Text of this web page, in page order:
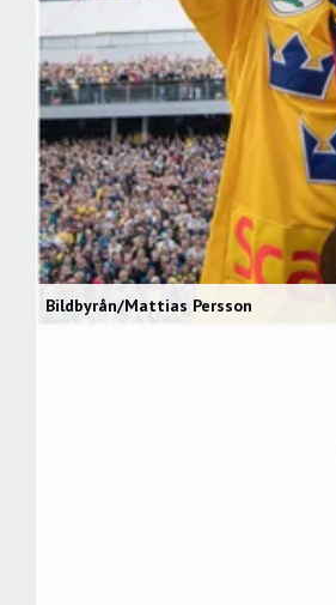
Bildbyrån/Mattias Persson